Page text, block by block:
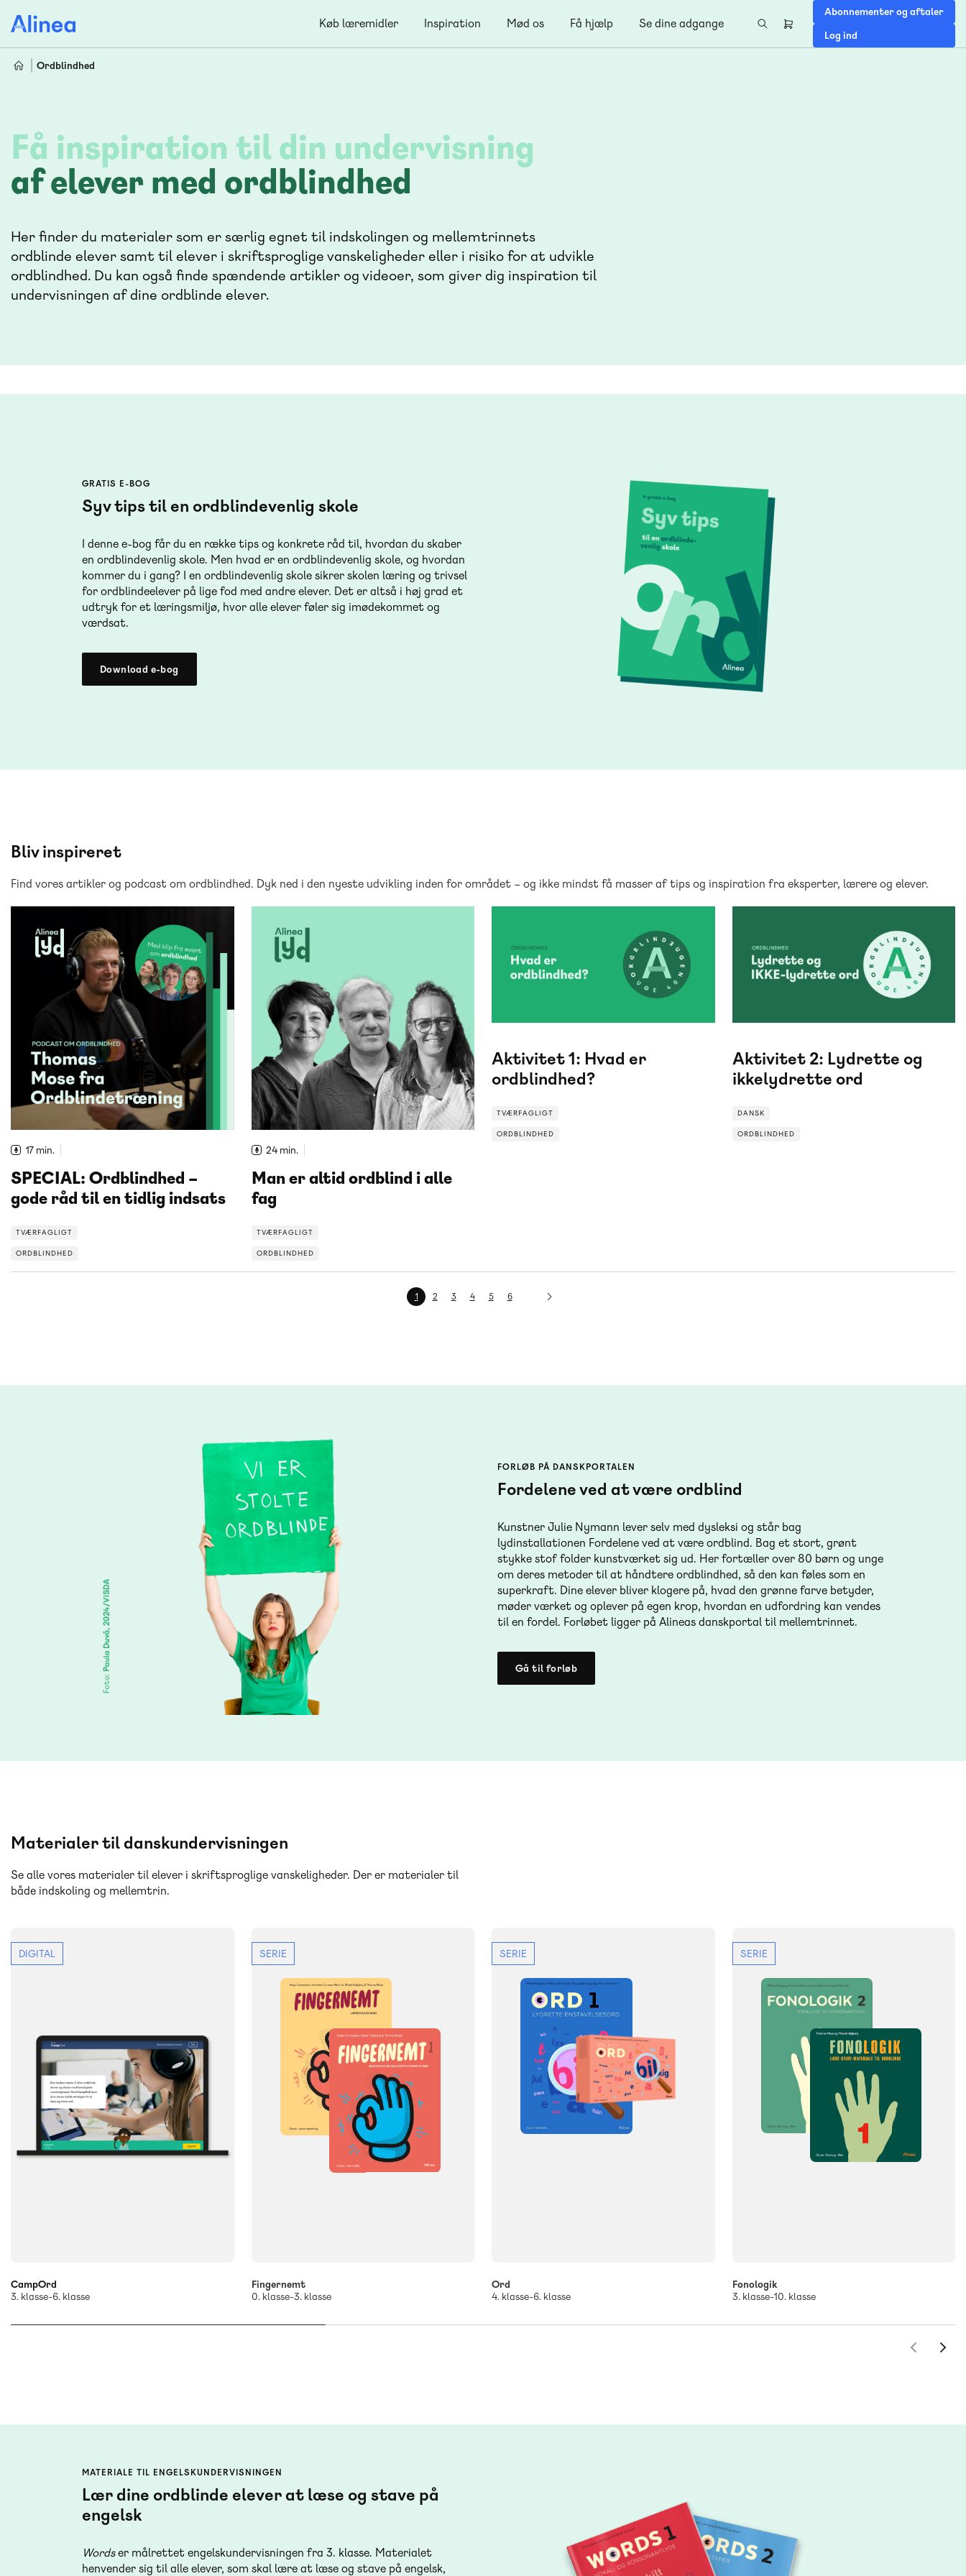
hovedindhold
Køb læremidler Inspiration Mød os Få hjælp Se dine adgange
Header
Abonnementer og aftaler
Log ind
Ordblindhed
Få inspiration til din undervisning
af elever med ordblindhed
Her finder du materialer som er særlig egnet til indskolingen og mellemtrinnets
ordblinde elever samt til elever i skriftsproglige vanskeligheder eller i risiko for at udvikle
ordblindhed. Du kan også finde spændende artikler og videoer, som giver dig inspiration til
undervisningen af dine ordblinde elever.
GRATIS E-BOG
Syv tips til en ordblindevenlig skole
I denne e-bog får du en række tips og konkrete råd til, hvordan du skaber
en ordblindevenlig skole. Men hvad er en ordblindevenlig skole, og hvordan
kommer du i gang? I en ordblindevenlig skole sikrer skolen læring og trivsel
for ordblindeelever på lige fod med andre elever. Det er altså i høj grad et
udtryk for et læringsmiljø, hvor alle elever føler sig imødekommet og
værdsat.
Download e-bog
Bliv inspireret
Find vores artikler og podcast om ordblindhed. Dyk ned i den nyeste udvikling inden for området – og ikke mindst få masser af tips og inspiration fra eksperter, lærere og elever.
17 min.
SPECIAL: Ordblindhed –
gode råd til en tidlig indsats
TVÆRFAGLIGT
ORDBLINDHED
24 min.
Man er altid ordblind i alle
fag
TVÆRFAGLIGT
ORDBLINDHED
Aktivitet 1: Hvad er
ordblindhed?
TVÆRFAGLIGT
ORDBLINDHED
Aktivitet 2: Lydrette og
ikkelydrette ord
DANSK
ORDBLINDHED
Nuværende
1 Side
2 Side
3 Side
4 Side
5 Side
6
FORLØB PÅ DANSKPORTALEN
Fordelene ved at være ordblind
Kunstner Julie Nymann lever selv med dysleksi og står bag
lydinstallationen Fordelene ved at være ordblind. Bag et stort, grønt
stykke stof folder kunstværket sig ud. Her fortæller over 80 børn og unge
om deres metoder til at håndtere ordblindhed, så den kan føles som en
superkraft. Dine elever bliver klogere på, hvad den grønne farve betyder,
møder værket og oplever på egen krop, hvordan en udfordring kan vendes
til en fordel. Forløbet ligger på Alineas danskportal til mellemtrinnet.
Gå til forløb
Materialer til danskundervisningen
Se alle vores materialer til elever i skriftsproglige vanskeligheder. Der er materialer til
både indskoling og mellemtrin.
DIGITAL
CampOrd
3. klasse-6. klasse
SERIE
Fingernemt
0. klasse-3. klasse
SERIE
Ord
4. klasse-6. klasse
SERIE
Fonologik
3. klasse-10. klasse
MATERIALE TIL ENGELSKUNDERVISNINGEN
Lær dine ordblinde elever at læse og stave på
engelsk
Wordser målrettet engelskundervisningen fra 3. klasse. Materialet
henvender sig til alle elever, som skal lære at læse og stave på engelsk,